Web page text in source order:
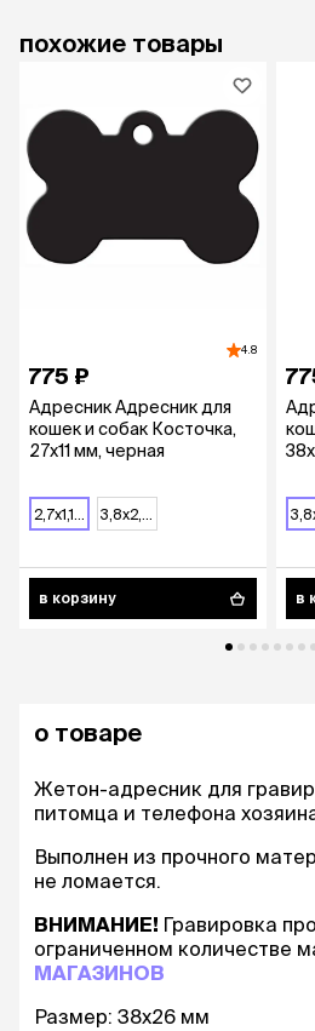
похожие товары
4.8
775 ₽
Адресник Адресник для
кошек и собак Косточка,
27х11 мм, черная
в корзину в
о товаре
Жетон-адресник для
питомца и телефона
Выполнен из прочного
не ломается.
ВНИМАНИЕ! Гравировка
ограниченном количестве
МАГАЗИНОВ
Размер: 38х26 мм